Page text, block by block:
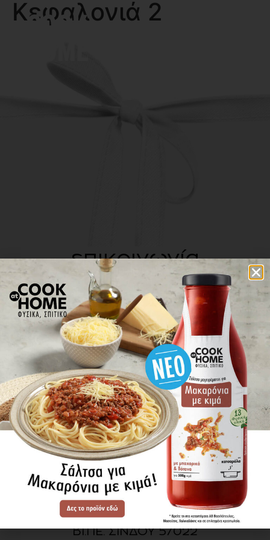
Κεφαλονιά 2
επικοινωνία
πού βρίσκω τα προϊόντα
ΕΝΗΜΕΡΩΘΕΙΤΕ ΠΡΩΤΟΙ
ΓΙΑ ΤΑ ΝΕΑ ΜΑΣ
ΕΓΓΡΑΦΗ
SITE MAP
ΠΡΟΪΟΝΤΑ
ΣΥΝΤΑΓΕΣ
Η ΙΣΤΟΡΙΑ ΜΑΣ
VIDEOS
ΠΡΟΒΥΛ Α.Ε.
ΟΔΟΣ Α3
ΒΙ.ΠΕ. ΣΙΝΔΟΥ 57022